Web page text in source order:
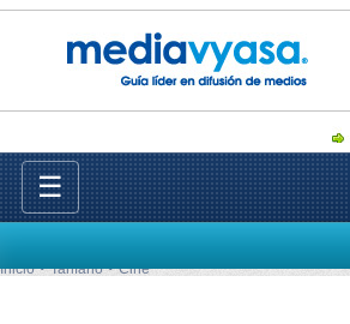
☰
Inicio Tarifario Cine